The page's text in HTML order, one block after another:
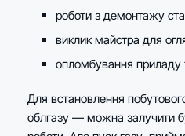
роботи з демонтажу
виклик майстра для
опломбування
Для встановлення
облгазу — можна залучити